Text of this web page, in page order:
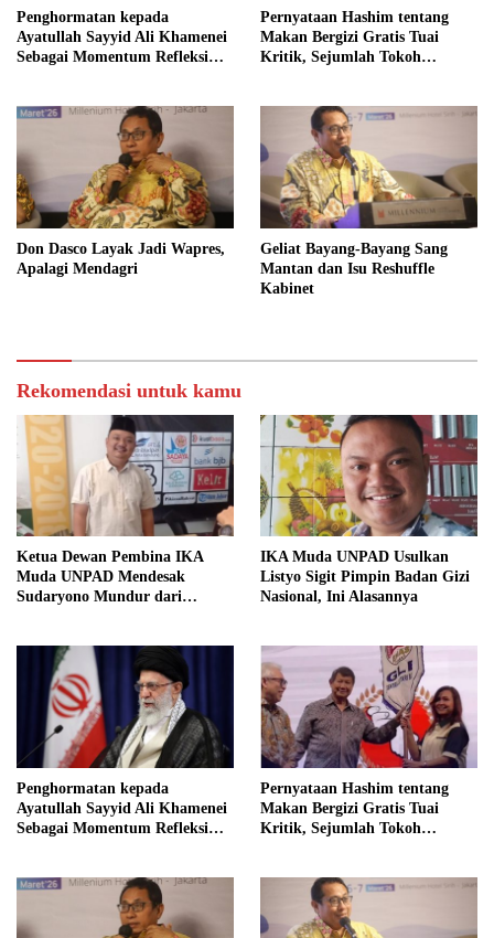
Penghormatan kepada
Ayatullah Sayyid Ali Khamenei
Sebagai Momentum Refleksi
bagi Indonesia
Pernyataan Hashim tentang
Makan Bergizi Gratis Tuai
Kritik, Sejumlah Tokoh
Don Dasco Layak Jadi Wapres,
Apalagi Mendagri
Geliat Bayang-Bayang Sang
Mantan dan Isu Reshuffle
Kabinet
Rekomendasi untuk kamu
Ketua Dewan Pembina IKA
Muda UNPAD Mendesak
Sudaryono Mundur dari
Independensi Badan Gizi
Nasional
IKA Muda UNPAD Usulkan
Listyo Sigit Pimpin Badan Gizi
Nasional, Ini Alasannya
Penghormatan kepada
Ayatullah Sayyid Ali Khamenei
Sebagai Momentum Refleksi
bagi Indonesia
Pernyataan Hashim tentang
Makan Bergizi Gratis Tuai
Kritik, Sejumlah Tokoh